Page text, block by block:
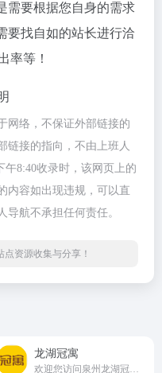
需要根据您自身的需求
要找自如的站长进行洽
率等！
网络，不保证外部链接的
链接的指向，不由上班人
午8:40收录时，该网页上的
内容如出现违规，可以直
航不承担任何责任。
点资源收集与分享！
龙湖冠寓